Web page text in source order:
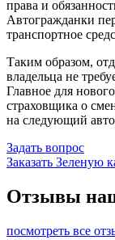
права и
Автогражданки
транспортное
Таким образом,
владельца не
Главное для
страховщика о
на следующий
Задать вопрос
Заказать Зеленую
Отзывы
посмотреть все